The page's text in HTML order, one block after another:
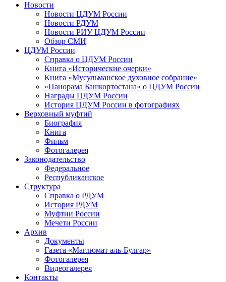
Новости
Новости ЦДУМ России
Новости РДУМ
Новости РИУ ЦДУМ России
Обзор СМИ
ЦДУМ России
Справка о ЦДУМ России
Книга «Исторические очерки»
Книга «Мусульманское духовное собрание»
«Панорама Башкортостана» о ЦДУМ России
Награды ЦДУМ России
История ЦДУМ России в фотографиях
Верховный муфтий
Биография
Книга
Фильм
Фотогалерея
Законодательство
Федеральное
Республиканское
Структура
Справка о РДУМ
История РДУМ
Муфтии России
Мечети России
Архив
Документы
Газета «Маглюмат аль-Булгар»
Фотогалерея
Видеогалерея
Контакты